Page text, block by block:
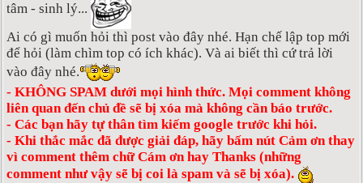
tâm - sinh lý...
Ai có gì muốn hỏi thì post vào đây nhé. Hạn chế lập top mới
để hỏi (làm chìm top có ích khác). Và ai biết thì cứ trả lời
vào đây nhé.
- KHÔNG SPAM dưới mọi hình thức. Mọi comment không
liên quan đến chủ đề sẽ bị xóa mà không cần báo trước.
- Các bạn hãy tự thân tìm kiếm google trước khi hỏi.
- Khi thắc mắc đã được giải đáp, hãy bấm nút Cảm ơn thay
vì comment thêm chữ Cám ơn hay Thanks (những
comment như vậy sẽ bị coi là spam và sẽ bị xóa).